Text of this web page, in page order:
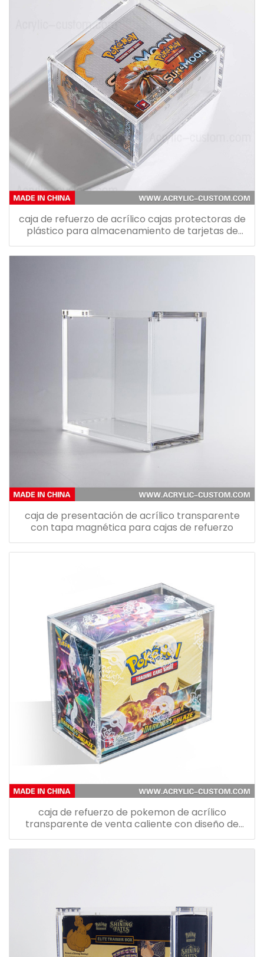
caja de refuerzo de acrílico cajas protectoras de
plástico para almacenamiento de tarjetas de
pokemon
caja de presentación de acrílico transparente
con tapa magnética para cajas de refuerzo
caja de refuerzo de pokemon de acrílico
transparente de venta caliente con diseño de
tapa magnética